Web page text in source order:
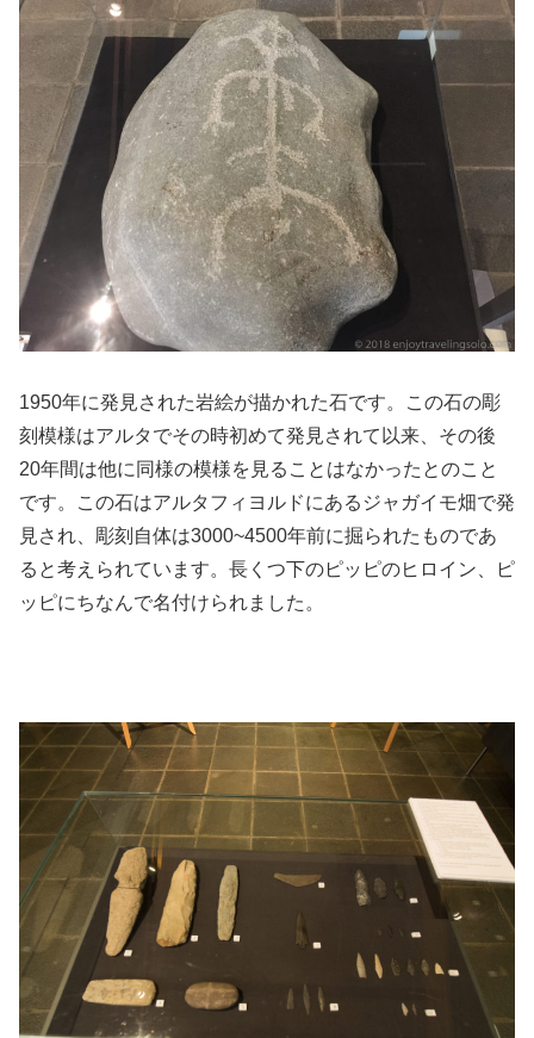
1950年に発見された岩絵が描かれた石です。この石の彫
刻模様はアルタでその時初めて発見されて以来、その後
20年間は他に同様の模様を見ることはなかったとのこと
です。この石はアルタフィヨルドにあるジャガイモ畑で発
見され、彫刻自体は3000~4500年前に掘られたものであ
ると考えられています。長くつ下のピッピのヒロイン、ピ
ッピにちなんで名付けられました。